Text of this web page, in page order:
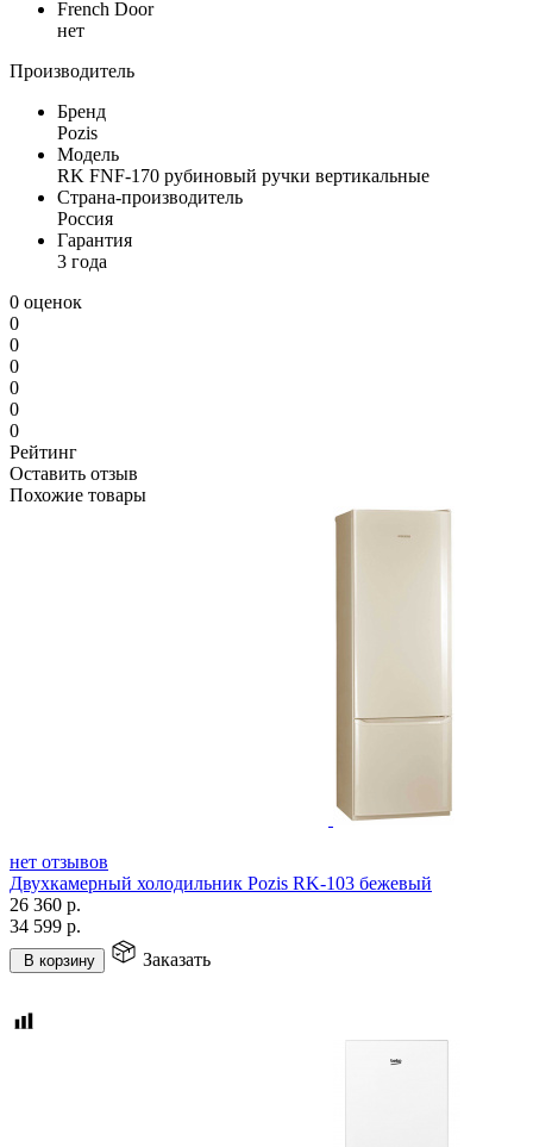
French Door
нет
Производитель
Бренд
Pozis
Модель
RK FNF-170 рубиновый ручки вертикальные
Страна-производитель
Россия
Гарантия
3 года
0 оценок
0
0
0
0
0
0
Рейтинг
Оставить отзыв
Похожие товары
нет отзывов
Двухкамерный холодильник Pozis RK-103 бежевый
26 360 р.
34 599 р.
В корзину Заказать